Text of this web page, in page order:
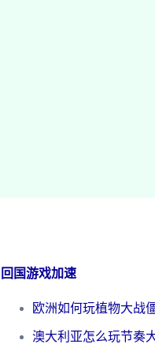
回国游戏加速